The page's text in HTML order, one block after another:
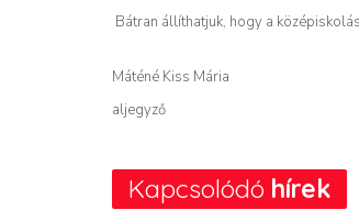
Bátran állíthatjuk, hogy a
Máténé Kiss Mária
aljegyző
Kapcsolódó hírek